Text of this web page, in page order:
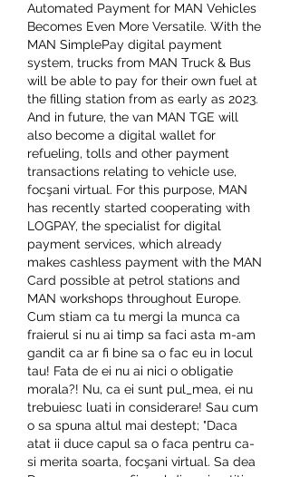
Automated Payment for MAN Vehicles
Becomes Even More Versatile. With the
MAN SimplePay digital payment
system, trucks from MAN Truck & Bus
will be able to pay for their own fuel at
the filling station from as early as 2023.
And in future, the van MAN TGE will
also become a digital wallet for
refueling, tolls and other payment
transactions relating to vehicle use,
focşani virtual. For this purpose, MAN
has recently started cooperating with
LOGPAY, the specialist for digital
payment services, which already
makes cashless payment with the MAN
Card possible at petrol stations and
MAN workshops throughout Europe.
Cum stiam ca tu mergi la munca ca
fraierul si nu ai timp sa faci asta m-am
gandit ca ar fi bine sa o fac eu in locul
tau! Fata de ei nu ai nici o obligatie
morala?! Nu, ca ei sunt pul_mea, ei nu
trebuiesc luati in considerare! Sau cum
o sa spuna altul mai destept; "Daca
atat ii duce capul sa o faca pentru ca-
si merita soarta, focşani virtual. Sa dea